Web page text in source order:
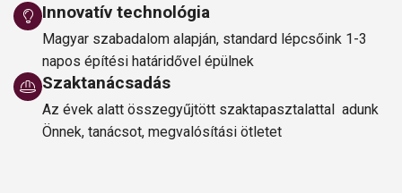
Innovatív technológia
Magyar szabadalom alapján, standard lépcsőink 1-3
napos építési határidővel épülnek
Szaktanácsadás
Az évek alatt összegyűjtött szaktapasztalattal adunk
Önnek, tanácsot, megvalósítási ötletet